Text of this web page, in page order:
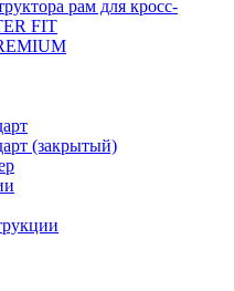
рам для кросс-
FIT
(закрытый)